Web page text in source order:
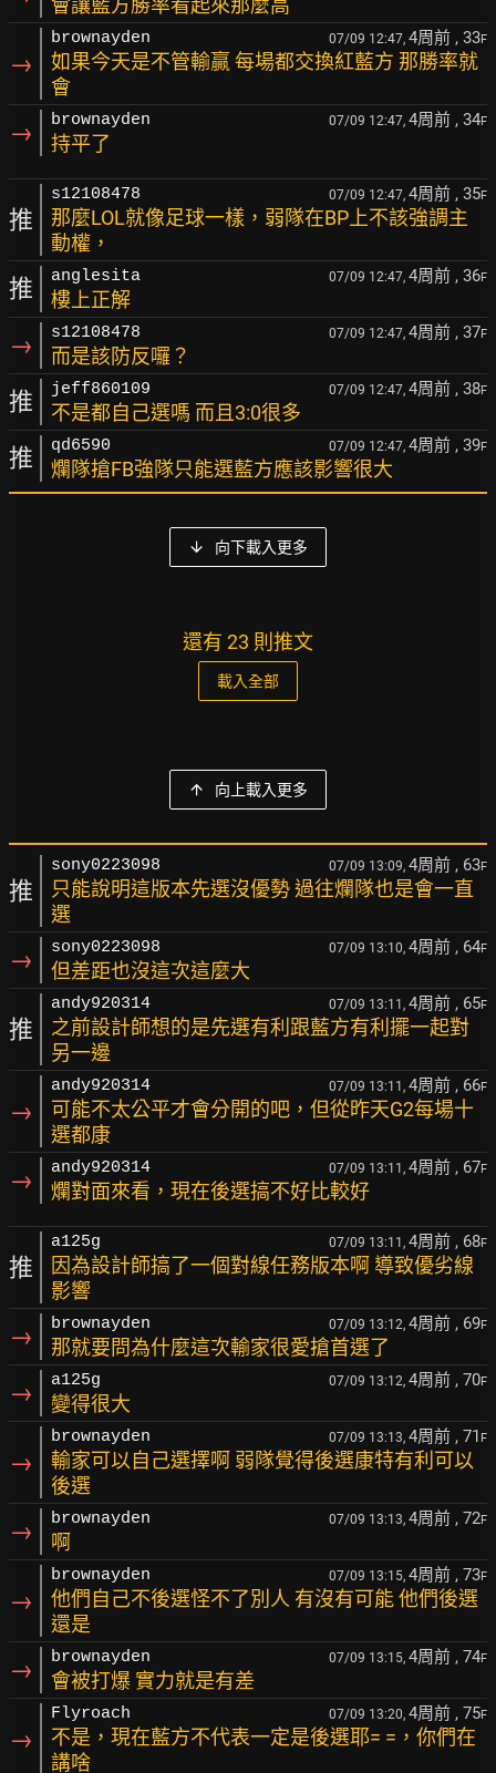
會讓藍方勝率看起來那麼高
→
brownayden 07/09 12:47, 4周前 , 33F
如果今天是不管輸贏 每場都交換紅藍方 那勝率就
會
→ brownayden 07/09 12:47, 4周前 , 34F
持平了
推
s12108478 07/09 12:47, 4周前 , 35F
那麼LOL就像足球一樣，弱隊在BP上不該強調主
動權，
推 anglesita 07/09 12:47, 4周前 , 36F
樓上正解
→ s12108478 07/09 12:47, 4周前 , 37F
而是該防反囉？
推 jeff860109 07/09 12:47, 4周前 , 38F
不是都自己選嗎 而且3:0很多
推 qd6590 07/09 12:47, 4周前 , 39F
爛隊搶FB強隊只能選藍方應該影響很大
向下載入更多
還有 23 則推文
載入全部
向上載入更多
推
sony0223098 07/09 13:09, 4周前 , 63F
只能說明這版本先選沒優勢 過往爛隊也是會一直
選
→ sony0223098 07/09 13:10, 4周前 , 64F
但差距也沒這次這麼大
推
andy920314 07/09 13:11, 4周前 , 65F
之前設計師想的是先選有利跟藍方有利擺一起對
另一邊
→
andy920314 07/09 13:11, 4周前 , 66F
可能不太公平才會分開的吧，但從昨天G2每場十
選都康
→ andy920314 07/09 13:11, 4周前 , 67F
爛對面來看，現在後選搞不好比較好
推
a125g 07/09 13:11, 4周前 , 68F
因為設計師搞了一個對線任務版本啊 導致優劣線
影響
→ brownayden 07/09 13:12, 4周前 , 69F
那就要問為什麼這次輸家很愛搶首選了
→ a125g 07/09 13:12, 4周前 , 70F
變得很大
→
brownayden 07/09 13:13, 4周前 , 71 F
輸家可以自己選擇啊 弱隊覺得後選康特有利可以
後選
→ brownayden 07/09 13:13, 4周前 , 72F
啊
→
brownayden 07/09 13:15, 4周前 , 73F
他們自己不後選怪不了別人 有沒有可能 他們後選
還是
→ brownayden 07/09 13:15, 4周前 , 74F
會被打爆 實力就是有差
→
Flyroach 07/09 13:20, 4周前 , 75F
不是，現在藍方不代表一定是後選耶= =，你們在
講啥